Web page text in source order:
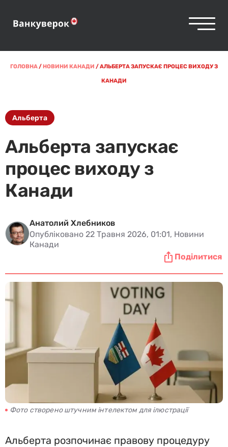
ГОЛОВНА/НОВИНИ КАНАДИ /АЛЬБЕРТА ЗАПУСКАЄ ПРОЦЕС ВИХОДУ З
КАНАДИ
Альберта
Альберта запускає
процес виходу з
Канади
Анатолий Хлебников
Опубліковано 22 Травня 2026, 01:01, Новини
Канади
Поділитися
Фото створено штучним інтелектом для ілюстрації
Альберта розпочинає правову процедуру